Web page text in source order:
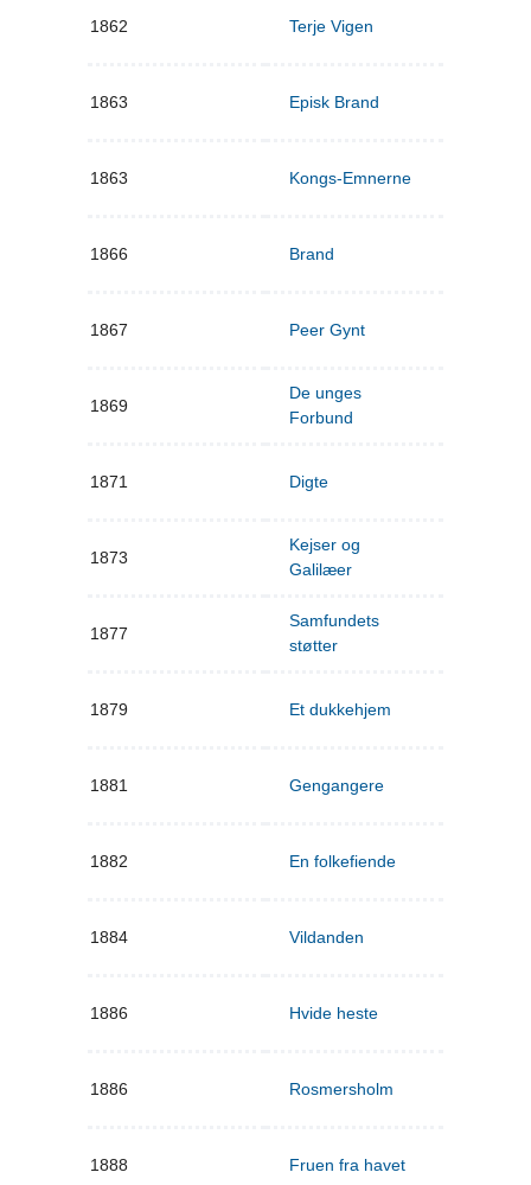
1862 Terje Vigen
1863 Episk Brand
1863 Kongs-Emnerne
1866 Brand
1867 Peer Gynt
1869
De unges
Forbund
1871 Digte
1873
Kejser og
Galilæer
1877
Samfundets
støtter
1879 Et dukkehjem
1881 Gengangere
1882 En folkefiende
1884 Vildanden
1886 Hvide heste
1886 Rosmersholm
1888 Fruen fra havet